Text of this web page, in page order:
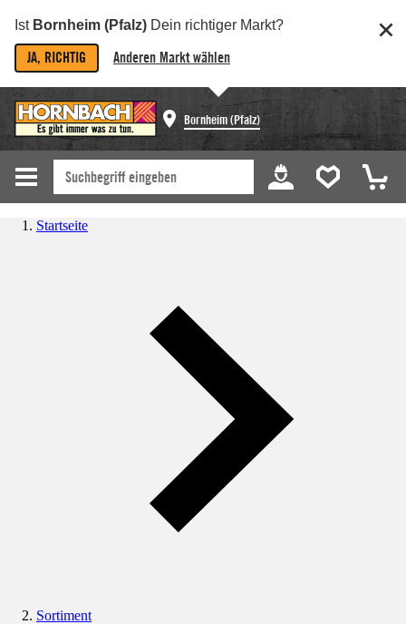
Ist Bornheim (Pfalz) Dein richtiger Markt?
JA, RICHTIG Anderen Markt wählen
Bornheim (Pfalz)
Startseite
Sortiment